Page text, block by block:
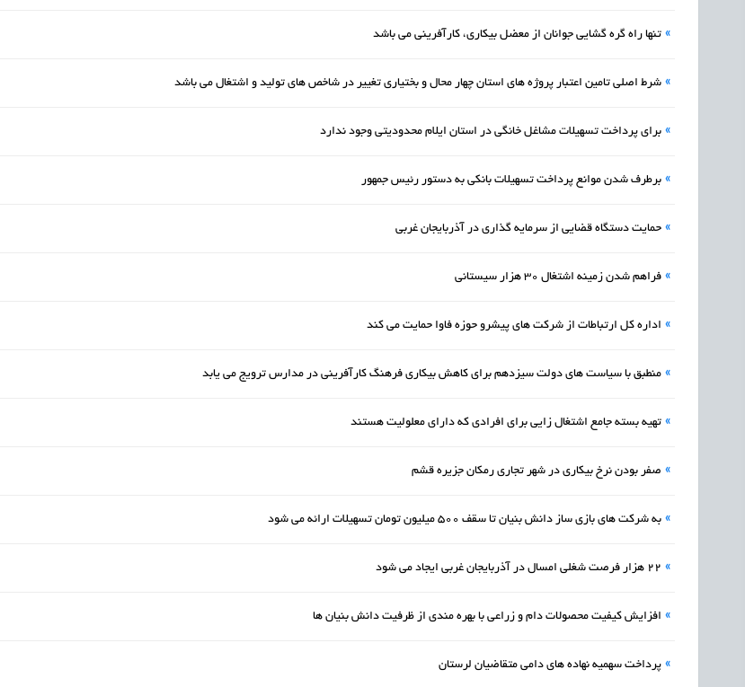
» تنها راه گره گشایی جوانان از معضل بیکاری، کارآفرینی می باشد
» شرط اصلی تامین اعتبار پروژه‌ های استان چهار محال و بختیاری تغییر در شاخص‌ های تولید و اشتغال می باشد
» برای پرداخت تسهیلات مشاغل خانگی در استان ایلام محدودیتی وجود ندارد
» برطرف شدن موانع پرداخت تسهیلات بانکی به دستور رئیس جمهور
» حمایت دستگاه قضایی از سرمایه گذاری در آذربایجان غربی
» فراهم شدن زمینه اشتغال 30 هزار سیستانی
» اداره کل ارتباطات از شرکت های پیشرو حوزه فاوا حمایت می کند
» منطبق با سیاست های دولت سیزدهم برای کاهش بیکاری فرهنگ کارآفرینی در مدارس ترویج می یابد
» تهیه بسته جامع اشتغال زایی برای افرادی که دارای معلولیت هستند
» صفر بودن نرخ بیکاری در شهر تجاری رمکان جزیره قشم
» به شرکت های بازی ساز دانش بنیان تا سقف 500 میلیون تومان تسهیلات ارائه می شود
» 22 هزار فرصت شغلی امسال در آذربایجان غربی ایجاد می شود
» افزایش کیفیت محصولات دام و زراعی با بهره مندی از ظرفیت دانش بنیان ها
» پرداخت سهمیه نهاده های دامی متقاضیان لرستان